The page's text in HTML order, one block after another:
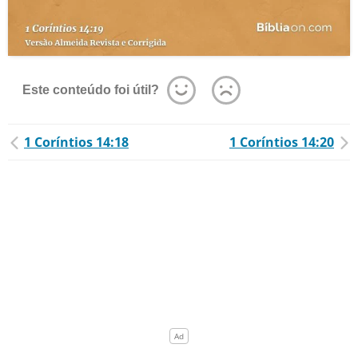
Este conteúdo foi útil?
1 Coríntios 14:18 1 Coríntios 14:20